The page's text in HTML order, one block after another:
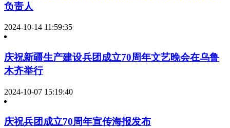
负责人
2024-10-14 11:59:35
庆祝新疆生产建设兵团成立70周年文艺晚会在乌鲁
木齐举行
2024-10-07 15:19:40
庆祝兵团成立70周年宣传海报发布